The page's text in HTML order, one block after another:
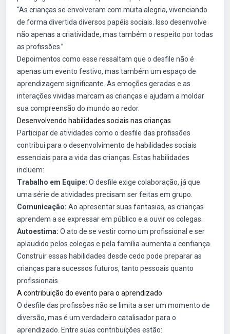
“As crianças se envolveram com muita alegria, vivenciando
de forma divertida diversos papéis sociais. Isso desenvolve
não apenas a criatividade, mas também o respeito por todas
as profissões.”
Depoimentos como esse ressaltam que o desfile não é
apenas um evento festivo, mas também um espaço de
aprendizagem significante. As emoções geradas e as
interações vividas marcam as crianças e ajudam a moldar
sua compreensão do mundo ao redor.
Desenvolvendo habilidades sociais nas crianças
Participar de atividades como o desfile das profissões
contribui para o desenvolvimento de habilidades sociais
essenciais para a vida das crianças. Estas habilidades
incluem:
Trabalho em Equipe: O desfile exige colaboração, já que
uma série de atividades precisam ser feitas em grupo.
Comunicação: Ao apresentar suas fantasias, as crianças
aprendem a se expressar em público e a ouvir os colegas.
Autoestima: O ato de se vestir como um profissional e ser
aplaudido pelos colegas e pela família aumenta a confiança.
Construir essas habilidades desde cedo pode preparar as
crianças para sucessos futuros, tanto pessoais quanto
profissionais.
A contribuição do evento para o aprendizado
O desfile das profissões não se limita a ser um momento de
diversão, mas é um verdadeiro catalisador para o
aprendizado. Entre suas contribuições estão: